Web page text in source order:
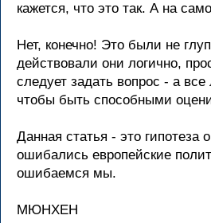
кажется, что это так. А на
Hет, конечно! Это были не
действовали они логично,
следует задать вопpос - а
чтобы быть способными
Данная статья - это гипотеза
ошибались евpопейские
ошибаемся мы.
МЮHХЕH